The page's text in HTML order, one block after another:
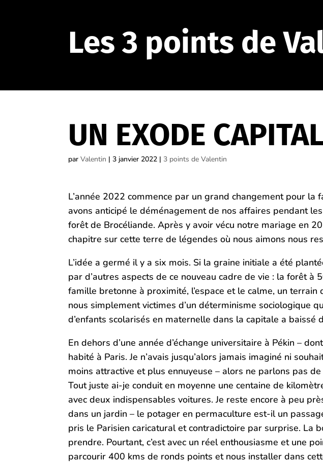
Les 3 points de
UN EXODE
parValentin |3 janvier 2022 |3 points de Valentin
L’année 2022 commence par un grand changement pour
avons anticipé le déménagement de nos affaires pendant
forêt de Brocéliande. Après y avoir vécu notre mariage en
chapitre sur cette terre de légendes où nous aimons nous
L’idée a germé il y a six mois. Si la graine initiale a été
par d’autres aspects de ce nouveau cadre de vie : la forêt
famille bretonne à proximité, l’espace et le calme, un
nous simplement victimes d’un déterminisme sociologique
d’enfants scolarisés en maternelle dans la capitale a
En dehors d’une année d’échange universitaire à Pékin –
habité à Paris. Je n’avais jusqu’alors jamais imaginé ni
moins attractive et plus ennuyeuse – alors ne parlons pas
Tout juste ai-je conduit en moyenne une centaine de
avec deux indispensables voitures. Je reste encore à peu
dans un jardin – le potager en permaculture est-il un
pris le Parisien caricatural et contradictoire par surprise. La
prendre. Pourtant, c’est avec un réel enthousiasme et une
parcourir 400 kms de ronds points et nous installer dans